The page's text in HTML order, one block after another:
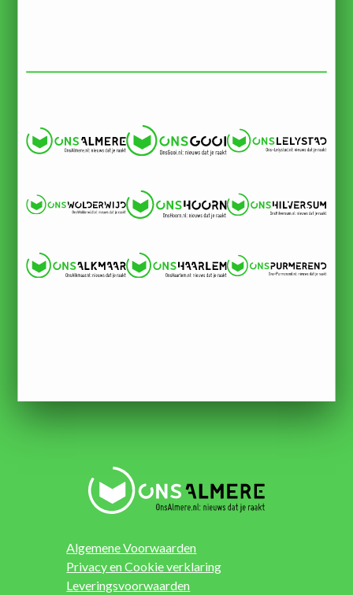
Algemene Voorwaarden
Privacy en Cookie verklaring
Leveringsvoorwaarden